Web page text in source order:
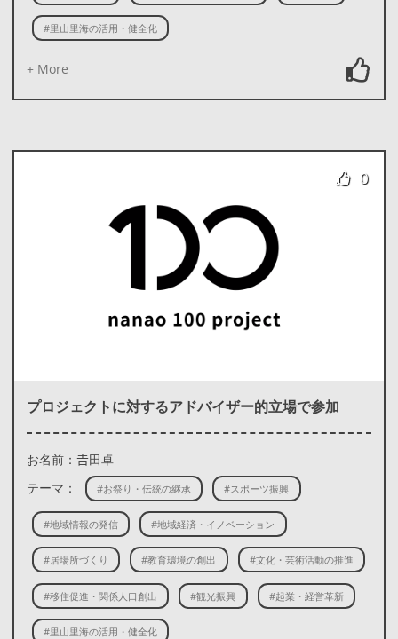
#里山里海の活用・健全化
+ More
0
プロジェクトに対するアドバイザー的立場で参加
お名前：𠮷田卓
テーマ：
#お祭り・伝統の継承 #スポーツ振興
#地域情報の発信 #地域経済・イノベーション
#居場所づくり #教育環境の創出 #文化・芸術活動の推進
#移住促進・関係人口創出 #観光振興 #起業・経営革新
#里山里海の活用・健全化